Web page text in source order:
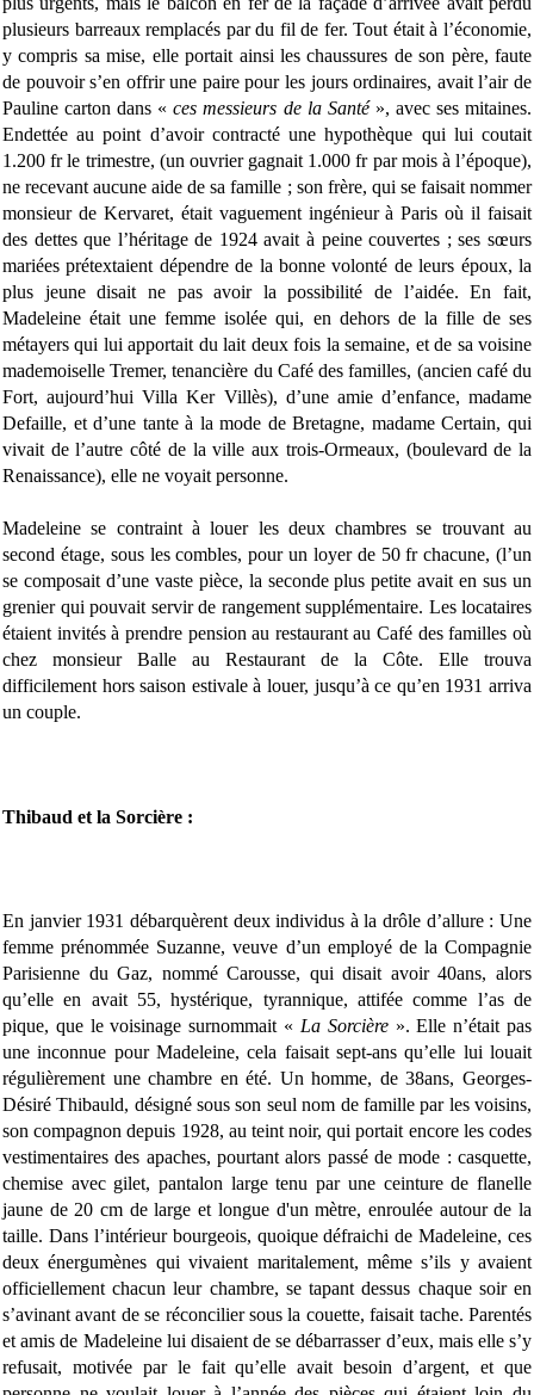
plusieurs barreaux remplacés par du fil de fer. Tout était à l’économie,
y compris sa mise, elle portait ainsi les chaussures de son père, faute
de pouvoir s’en offrir une paire pour les jours ordinaires, avait l’air de
Pauline carton dans «ces messieurs de la Santé», avec ses mitaines.
Endettée au point d’avoir contracté une hypothèque qui lui coutait
1.200 fr le trimestre, (un ouvrier gagnait 1.000 fr par mois à l’époque),
ne recevant aucune aide de sa famille ; son frère, qui se faisait nommer
monsieur de Kervaret, était vaguement ingénieur à Paris où il faisait
des dettes que l’héritage de 1924 avait à peine couvertes ; ses sœurs
mariées prétextaient dépendre de la bonne volonté de leurs époux, la
plus jeune disait ne pas avoir la possibilité de l’aidée. En fait,
Madeleine était une femme isolée qui, en dehors de la fille de ses
métayers qui lui apportait du lait deux fois la semaine, et de sa voisine
mademoiselle Tremer, tenancière du Café des familles, (ancien café du
Fort, aujourd’hui Villa Ker Villès), d’une amie d’enfance, madame
Defaille, et d’une tante à la mode de Bretagne, madame Certain, qui
vivait de l’autre côté de la ville aux trois-Ormeaux, (boulevard de la
Renaissance), elle ne voyait personne.
Madeleine se contraint à louer les deux chambres se trouvant au
second étage, sous les combles, pour un loyer de 50 fr chacune, (l’un
se composait d’une vaste pièce, la seconde plus petite avait en sus un
grenier qui pouvait servir de rangement supplémentaire. Les locataires
étaient invités à prendre pension au restaurant au Café des familles où
chez monsieur Balle au Restaurant de la Côte. Elle trouva
difficilement hors saison estivale à louer, jusqu’à ce qu’en 1931 arriva
un couple.
Thibaud et la Sorcière :
En janvier 1931 débarquèrent deux individus à la drôle d’allure : Une
femme prénommée Suzanne, veuve d’un employé de la Compagnie
Parisienne du Gaz, nommé Carousse, qui disait avoir 40ans, alors
qu’elle en avait 55, hystérique, tyrannique, attifée comme l’as de
pique, que le voisinage surnommait « La Sorcière». Elle n’était pas
une inconnue pour Madeleine, cela faisait sept-ans qu’elle lui louait
régulièrement une chambre en été. Un homme, de 38ans, Georges-
Désiré Thibauld, désigné sous son seul nom de famille par les voisins,
son compagnon depuis 1928, au teint noir, qui portait encore les codes
vestimentaires des apaches, pourtant alors passé de mode : casquette,
chemise avec gilet, pantalon large tenu par une ceinture de flanelle
jaune de 20 cm de large et longue d'un mètre, enroulée autour de la
taille. Dans l’intérieur bourgeois, quoique défraichi de Madeleine, ces
deux énergumènes qui vivaient maritalement, même s’ils y avaient
officiellement chacun leur chambre, se tapant dessus chaque soir en
s’avinant avant de se réconcilier sous la couette, faisait tache. Parentés
et amis de Madeleine lui disaient de se débarrasser d’eux, mais elle s’y
refusait, motivée par le fait qu’elle avait besoin d’argent, et que